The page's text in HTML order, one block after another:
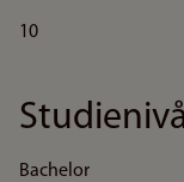
10
Bachelor